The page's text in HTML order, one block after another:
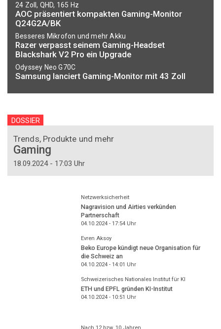
24 Zoll, QHD, 165 Hz
AOC präsentiert kompakten Gaming-Monitor
Q24G2A/BK
Besseres Mikrofon und mehr Akku
Razer verpasst seinem Gaming-Headset
Blackshark V2 Pro ein Upgrade
Odyssey Neo G70C
Samsung lanciert Gaming-Monitor mit 43 Zoll
DOSSIER
Trends, Produkte und mehr
Gaming
18.09.2024 - 17:03 Uhr
Netzwerksicherheit
Nagravision und Airties verkünden
Partnerschaft
04.10.2024 - 17:54Uhr
Evren Aksoy
Beko Europe kündigt neue Organisation für
die Schweiz an
04.10.2024 - 14:01 Uhr
Schweizerisches Nationales Institut für KI
ETH und EPFL gründen KI-Institut
04.10.2024 - 10:51 Uhr